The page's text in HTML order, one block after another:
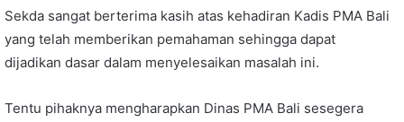
Sekda sangat berterima kasih atas kehadiran Kadis PMA Bali
yang telah memberikan pemahaman sehingga dapat
dijadikan dasar dalam menyelesaikan masalah ini.
Tentu pihaknya mengharapkan Dinas PMA Bali sesegera